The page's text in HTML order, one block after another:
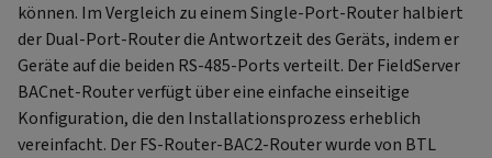
können. Im Vergleich zu einem Single-Port-Router halbiert
der Dual-Port-Router die Antwortzeit des Geräts, indem er
Geräte auf die beiden RS-485-Ports verteilt. Der FieldServer
BACnet-Router verfügt über eine einfache einseitige
Konfiguration, die den Installationsprozess erheblich
vereinfacht. Der FS-Router-BAC2-Router wurde von BTL